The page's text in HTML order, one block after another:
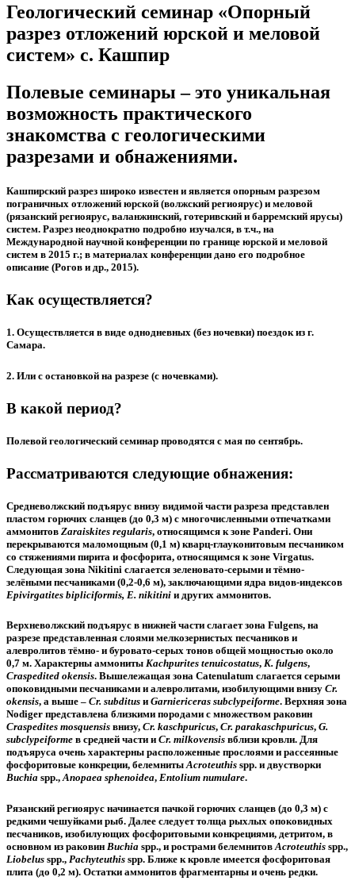
Геологический семинар «Опорный
разрез отложений юрской и меловой
систем» с. Кашпир
Полевые семинары – это уникальная
возможность практического
знакомства с геологическими
разрезами и обнажениями.
Кашпирский разрез широко известен и является опорным разрезом
пограничных отложений юрской (волжский региоярус) и меловой
(рязанский региоярус, валанжинский, готеривский и барремский ярусы)
систем. Разрез неоднократно подробно изучался, в т.ч., на
Международной научной конференции по границе юрской и меловой
систем в 2015 г.; в материалах конференции дано его подробное
описание (Рогов и др., 2015).
Как осуществляется?
1. Осуществляется в виде однодневных (без ночевки) поездок из г.
Самара.
2. Или с остановкой на разрезе (с ночевками).
В какой период?
Полевой геологический семинар проводятся с мая по сентябрь.
Рассматриваются следующие обнажения:
Средневолжский подъярус внизу видимой части разреза представлен
пластом горючих сланцев (до 0,3 м) с многочисленными отпечатками
аммонитов Zaraiskites regularis, относящимся к зоне Panderi. Они
перекрываются маломощным (0,1 м) кварц-глауконитовым песчаником
со стяжениями пирита и фосфорита, относящимся к зоне Virgatus.
Следующая зона Nikitini слагается зеленовато-серыми и тёмно-
зелёными песчаниками (0,2-0,6 м), заключающими ядра видов-индексов
Epivirgatites bipliciformis, E. nikitini и других аммонитов.
Верхневолжский подъярус в нижней части слагает зона Fulgens, на
разрезе представленная слоями мелкозернистых песчаников и
алевролитов тёмно- и буровато-серых тонов общей мощностью около
0,7 м. Характерны аммониты Kachpurites tenuicostatus, K. fulgens,
Craspedited okensis. Вышележащая зона Catenulatum слагается серыми
опоковидными песчаниками и алевролитами, изобилующими внизу Cr.
okensis, а выше – Cr. subditus и Garniericeras subclypeiforme. Верхняя зона
Nodiger представлена близкими породами с множеством раковин
Craspedites mosquensis внизу, Cr. kaschpuricus, Cr. parakaschpuricus, G.
subclypeiforme в средней части и Cr. milkovensis вблизи кровли. Для
подъяруса очень характерны расположенные прослоями и рассеянные
фосфоритовые конкреции, белемнитыAcroteuthis spp. и двустворки
Buchia spp.,Anopaea sphenoidea, Entolium numulare.
Рязанский региоярус начинается пачкой горючих сланцев (до 0,3 м) с
редкими чешуйками рыб. Далее следует толща рыхлых опоковидных
песчаников, изобилующих фосфоритовыми конкрециями, детритом, в
основном из раковин Buchia spp., и рострами белемнитов Acroteuthis spp.,
Liobelus spp., Pachyteuthis spp. Ближе к кровле имеется фосфоритовая
плита (до 0,2 м). Остатки аммонитов фрагментарны и очень редки.